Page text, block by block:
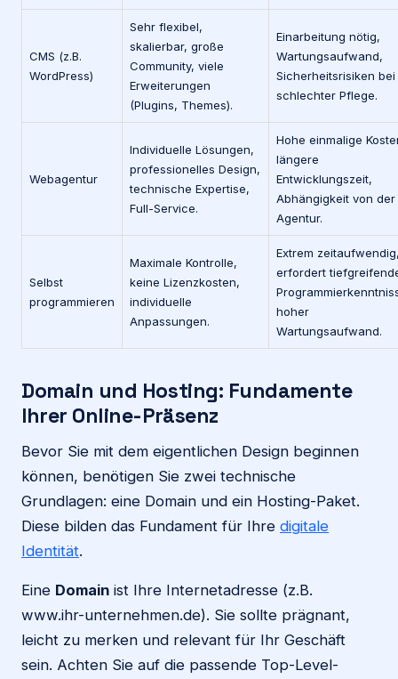
CMS (z.B.
WordPress)
Sehr flexibel,
skalierbar, große
Community, viele
Erweiterungen
(Plugins, Themes).
Einarbeitung nötig,
Wartungsaufwand,
Sicherheitsrisiken bei
schlechter Pflege.
Webagentur
Individuelle Lösungen,
professionelles Design,
technische Expertise,
Full-Service.
Hohe einmalige
längere
Entwicklungszeit,
Abhängigkeit von der
Agentur.
Selbst
programmieren
Maximale Kontrolle,
keine Lizenzkosten,
individuelle
Anpassungen.
Extrem
erfordert
hoher
Wartungsaufwand.
Domain und Hosting: Fundamente
Ihrer Online-Präsenz
Bevor Sie mit dem eigentlichen Design beginnen
können, benötigen Sie zwei technische
Grundlagen: eine Domain und ein Hosting-Paket.
Diese bilden das Fundament für Ihre digitale
Identität.
Eine Domain ist Ihre Internetadresse (z.B.
www.ihr-unternehmen.de). Sie sollte prägnant,
leicht zu merken und relevant für Ihr Geschäft
sein. Achten Sie auf die passende Top-Level-